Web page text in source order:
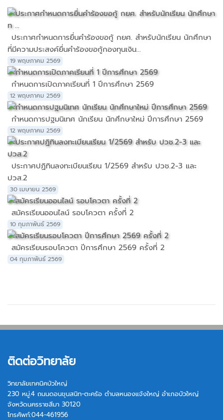
ประกาศกำหนดการยื่นคำร้องขอกู้ กยศ. สำหรับนักเรียน นักศึกษา
ที่มีความประสงค์ยื่นคำร้องขอกู้กองทุนเงิน...
19 พฤษภาคม 2569
กำหนดการเปิดภาคเรียนที่ 1 ปีการศึกษา 2569
12 พฤษภาคม 2569
กำหนดการปฐมนิเทศ นักเรียน นักศึกษาใหม่ ปีการศึกษา 2569
12 พฤษภาคม 2569
ประกาศปฏิทินลงทะเบียนเรียน 1/2569 สำหรับ ปวช.2-3 และ
ปวส.2
30 เมษายน 2569
สมัครเรียนออนไลน์ รอบโควตา ครั้งที่ 2
10 กุมภาพันธ์ 2569
สมัครเรียนรอบโควตา ปีการศึกษา 2569 ครั้งที่ 2
04 กุมภาพันธ์ 2569
ติดต่อวิทยาลัย
วิทยาลัยเทคนิคบัวใหญ่
230 หมู่.4 ถนนดอนขุนสนิท-ตะคร้อ ตำบลหนองแจ้งใหญ่ อำเภอบัวใหญ่
จังหวัดนครราชสีมา 30120
โทรศัพท์:044-461956